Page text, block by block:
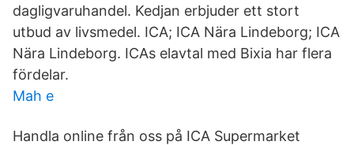
dagligvaruhandel. Kedjan erbjuder ett stort
utbud av livsmedel. ICA; ICA Nära Lindeborg; ICA
Nära Lindeborg. ICAs elavtal med Bixia har flera
fördelar.
Mah e
Handla online från oss på ICA Supermarket